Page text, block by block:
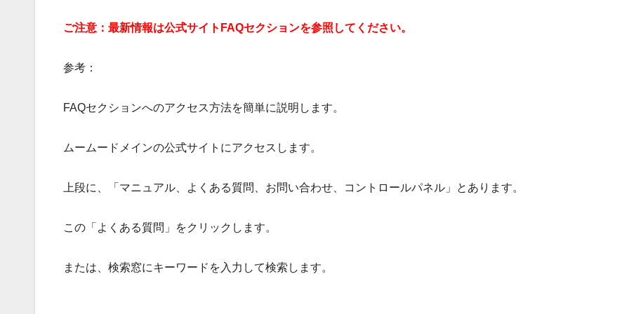
ご注意：最新情報は公式サイトFAQセクションを参照してください。
参考：
FAQセクションへのアクセス方法を簡単に説明します。
ムームードメインの公式サイトにアクセスします。
上段に、「マニュアル、よくある質問、お問い合わせ、コントロールパネル」とあります。
この「よくある質問」をクリックします。
または、検索窓にキーワードを入力して検索します。